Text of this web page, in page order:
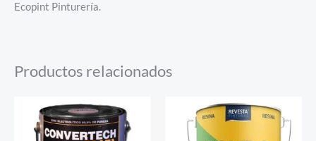
Ecopint Pinturería.
Productos relacionados